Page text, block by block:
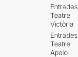
Entrades
Teatre
Victòria
Entrades
Teatre
Apolo